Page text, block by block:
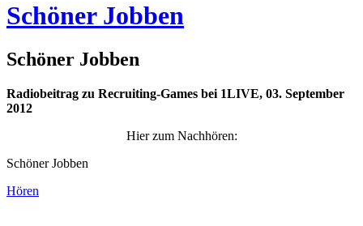
Schöner Jobben
Schöner Jobben
Radiobeitrag zu Recruiting-Games bei 1LIVE, 03. September
2012
Hier zum Nachhören:
Schöner Jobben
Hören